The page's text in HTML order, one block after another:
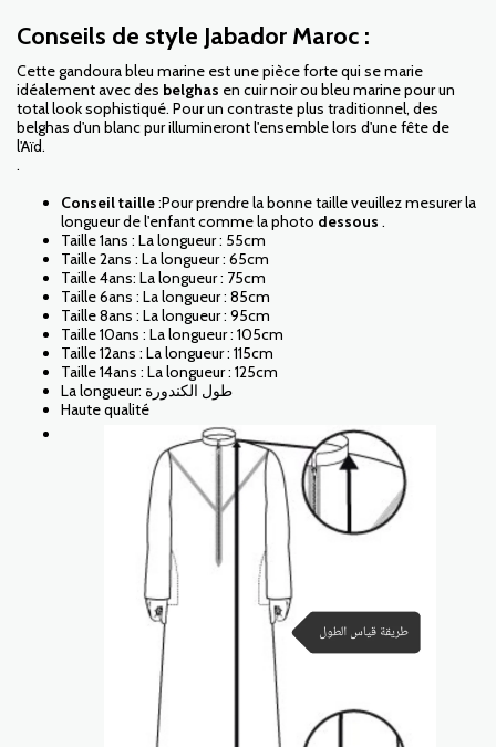
Conseils de style Jabador Maroc :
Cette gandoura bleu marine est une pièce forte qui se marie
idéalement avec des belghas en cuir noir ou bleu marine pour un
total look sophistiqué. Pour un contraste plus traditionnel, des
belghas d'un blanc pur illumineront l'ensemble lors d'une fête de
l'Aïd.
.
Conseil taille:Pour prendre la bonne taille veuillez mesurer la
longueur de l'enfant comme la photo dessous .
Taille 1ans : La longueur : 55cm
Taille 2ans : La longueur : 65cm
Taille 4ans: La longueur : 75cm
Taille 6ans : La longueur : 85cm
Taille 8ans : La longueur : 95cm
Taille 10ans : La longueur : 105cm
Taille 12ans : La longueur : 115cm
Taille 14ans : La longueur : 125cm
La longueur: طول الكندورة
Haute qualité